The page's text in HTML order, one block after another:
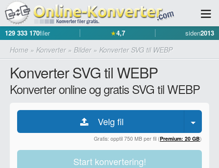
129 333 170filer ★4,7 siden2013
Home » Konverter» Bilder» Konverter SVG til WEBP
Konverter SVG til WEBP
Konverter online og gratis SVG til WEBP
Velg fil
Gratis: opptil 750 MB per fil (Premium: 20 GB)
Start konvertering!